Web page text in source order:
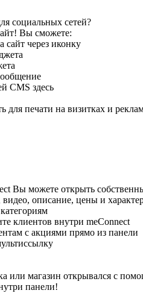
социальных сетей?
Вы сможете:
сайт через иконку
CMS здесь
для печати на визитках и
Вы можете открыть
описание, цены и
клиентов внутри meConnect
с акциями прямо из панели
или магазин открывался с
панели!